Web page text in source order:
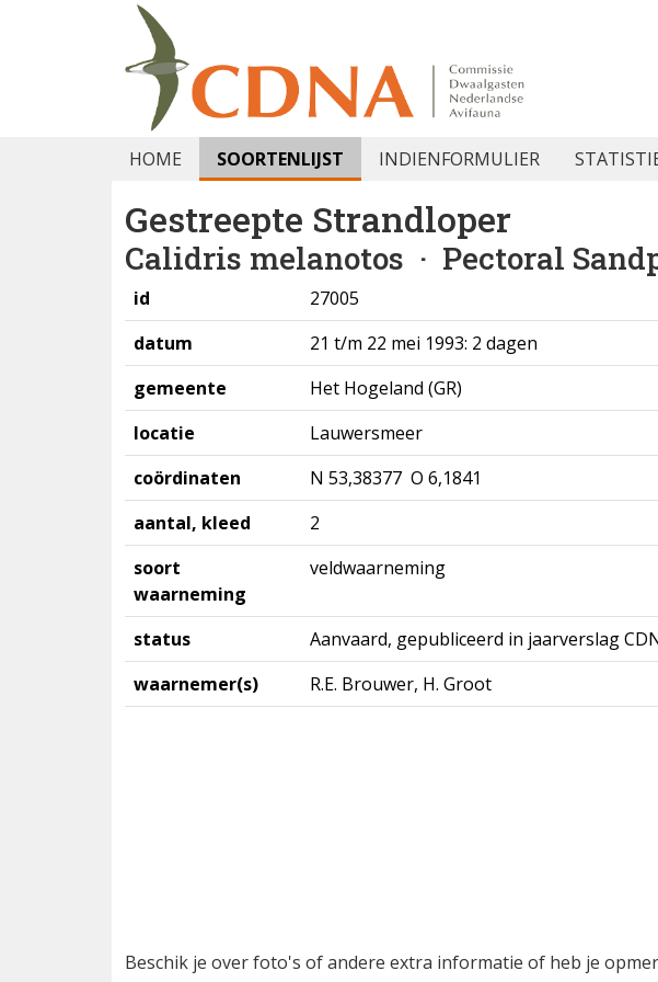
HOME SOORTENLIJST INDIENFORMULIER
Gestreepte Strandloper
Calidris melanotos · Pectoral
id
27005
datum
21 t/m 22 mei 1993: 2 dagen
gemeente
Het Hogeland (GR)
locatie
Lauwersmeer
coördinaten
N 53,38377 O 6,1841
aantal, kleed
2
soort
waarneming
veldwaarneming
status
Aanvaard, gepubliceerd in jaarverslag
waarnemer(s)
R.E. Brouwer, H. Groot
Beschik je over foto's of andere extra informatie of heb je